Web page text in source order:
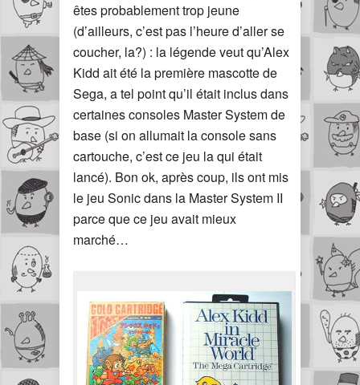
êtes probablement trop jeune
(d’ailleurs, c’est pas l’heure d’aller se
coucher, la?) : la légende veut qu’Alex
Kidd ait été la première mascotte de
Sega, a tel point qu’il était inclus dans
certaines consoles Master System de
base (si on allumait la console sans
cartouche, c’est ce jeu la qui était
lancé). Bon ok, après coup, ils ont mis
le jeu Sonic dans la Master System II
parce que ce jeu avait mieux
marché…